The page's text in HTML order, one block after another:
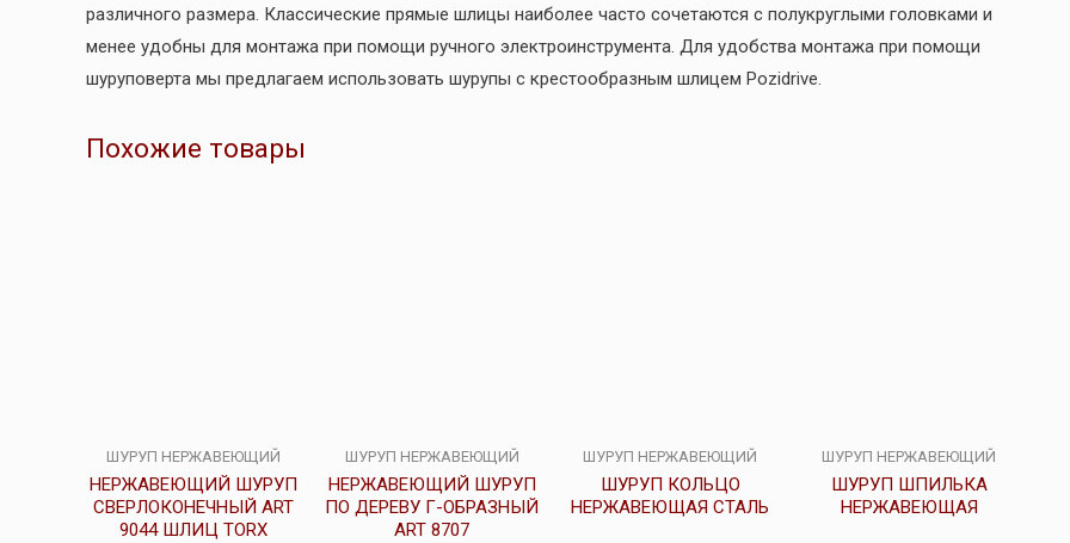
различного размера. Классические прямые шлицы наиболее часто сочетаются с полукруглыми головками и
менее удобны для монтажа при помощи ручного электроинструмента. Для удобства монтажа при помощи
шуруповерта мы предлагаем использовать шурупы с крестообразным шлицем Pozidrive.
Похожие товары
ШУРУП НЕРЖАВЕЮЩИЙ
НЕРЖАВЕЮЩИЙ ШУРУП
СВЕРЛОКОНЕЧНЫЙ ART
9044 ШЛИЦ TORX
ШУРУП НЕРЖАВЕЮЩИЙ
НЕРЖАВЕЮЩИЙ ШУРУП
ПО ДЕРЕВУ Г-ОБРАЗНЫЙ
ART 8707
ШУРУП НЕРЖАВЕЮЩИЙ
ШУРУП КОЛЬЦО
НЕРЖАВЕЮЩАЯ СТАЛЬ
ШУРУП НЕРЖАВЕЮЩИЙ
ШУРУП ШПИЛЬКА
НЕРЖАВЕЮЩАЯ